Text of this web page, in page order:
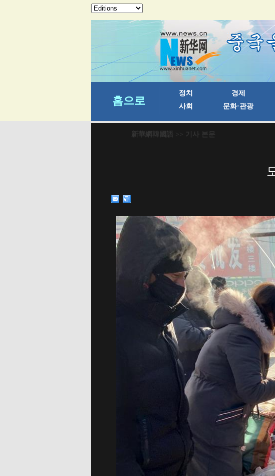
新華網韓國語 >> 기사 본문